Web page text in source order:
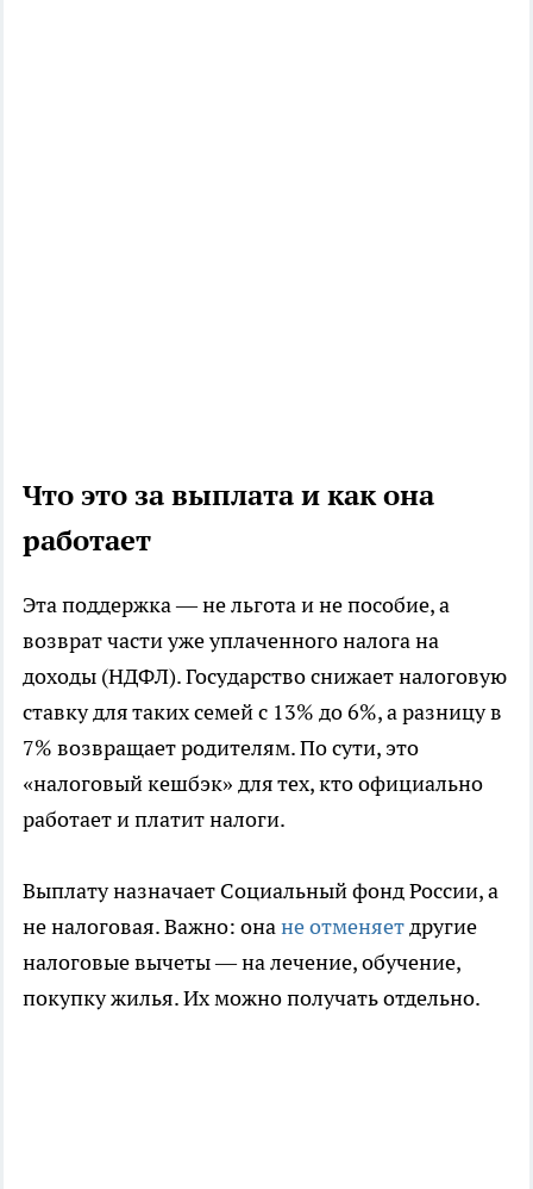
Что это за выплата и как она
работает
Эта поддержка — не льгота и не пособие, а
возврат части уже уплаченного налога на
доходы (НДФЛ). Государство снижает налоговую
ставку для таких семей с 13% до 6%, а разницу в
7% возвращает родителям. По сути, это
«налоговый кешбэк» для тех, кто официально
работает и платит налоги.
Выплату назначает Социальный фонд России, а
не налоговая. Важно: онане отменяетдругие
налоговые вычеты — на лечение, обучение,
покупку жилья. Их можно получать отдельно.